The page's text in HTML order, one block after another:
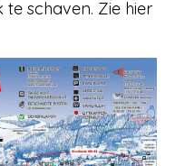
schaven. Zie hier